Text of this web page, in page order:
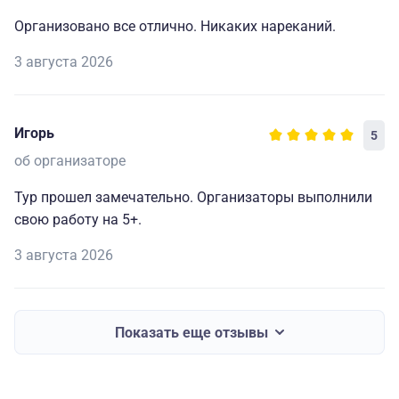
Организовано все отлично. Никаких нареканий.
3 августа 2026
Игорь 5
об организаторе
Тур прошел замечательно. Организаторы выполнили
свою работу на 5+.
3 августа 2026
Показать еще отзывы